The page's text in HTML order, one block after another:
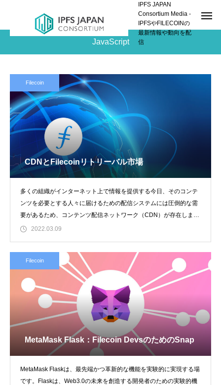
IPFS JAPAN
Consortium Media -
IPFSやFILECOINの
最新情報や動向を配
信
JavaScript
Filecoin
CDNとFilecoinリトリーバル市場
多くの組織がインターネット上で情報を提供する今日、そのコンテ
ンツを必要とする人々に届けるための配信システムには圧倒的な需
要があるため、コンテンツ配信ネットワーク（CDN）が存在しま
す。このネ
2022.03.09
Filecoin
MetaMask Flask：Filecoin DevsのためのSnap
MetaMask Flaskは、最先端かつ革新的な機能を実験的に実現する場
です。Flaskは、Web3.0の未来を創造する開発者のための実験的機